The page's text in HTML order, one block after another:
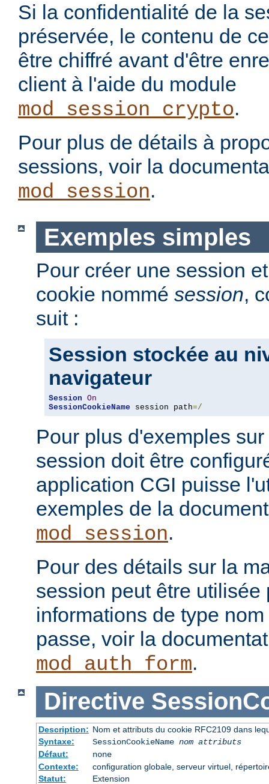
Si la confidentialité de la
préservée, le contenu de
être chiffré avant d'être
client à l'aide du module
mod_session_crypto.
Pour plus de détails à
sessions, voir la
mod_session.
Exemples simples
Pour créer une session
cookie nommé session,
suit :
Session stockée au
navigateur
Session On
SessionCookieName session path=/
Pour plus d'exemples
session doit être
application CGI puisse
exemples de la
mod_session.
Pour des détails sur la
session peut être utilisée
informations de type
passe, voir la
mod_auth_form.
Directive
Description: Nom et attributs du cookie RFC2109 dans
Syntaxe:
SessionCookieName nom attributs
Défaut:
none
Contexte:
configuration globale, serveur virtuel,
Statut:
Extension